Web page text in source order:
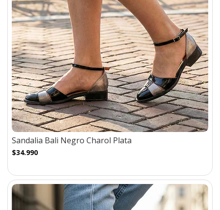
Sandalia Bali Negro Charol Plata
$34.990